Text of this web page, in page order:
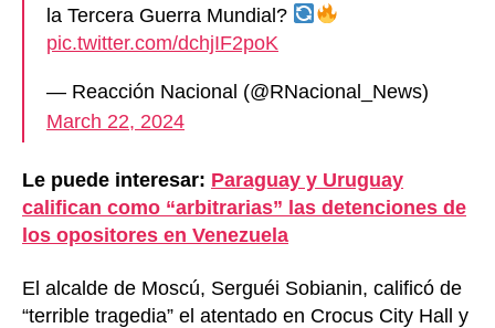
la Tercera Guerra Mundial?
pic.twitter.com/dchjIF2poK
— Reacción Nacional (@RNacional_News)
March 22, 2024
Le puede interesar: Paraguay y Uruguay
califican como “arbitrarias” las detenciones de
los opositores en Venezuela
El alcalde de Moscú, Serguéi Sobianin, calificó de
“terrible tragedia” el atentado en Crocus City Hall y